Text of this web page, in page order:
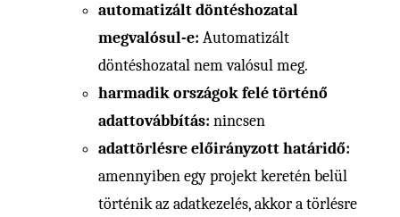
automatizált döntéshozatal
megvalósul-e: Automatizált
döntéshozatal nem valósul meg.
harmadik országok felé történő
adattovábbítás: nincsen
adattörlésre előirányzott határidő:
amennyiben egy projekt keretén belül
történik az adatkezelés, akkor a törlésre